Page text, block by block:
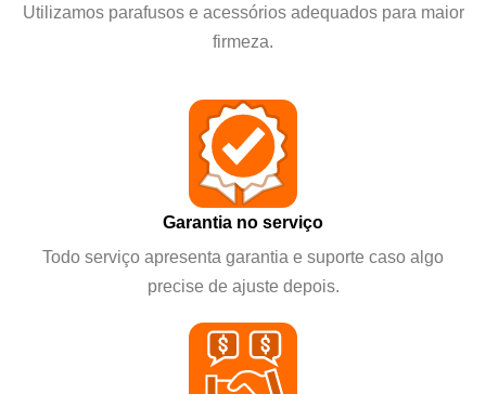
Utilizamos parafusos e acessórios adequados para maior
firmeza.
Garantia no serviço
Todo serviço apresenta garantia e suporte caso algo
precise de ajuste depois.